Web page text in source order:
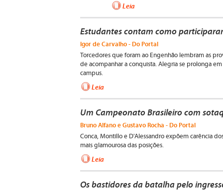
Leia
Estudantes contam como
Igor de Carvalho - Do Portal
Torcedores que foram ao Engenhão lembram as
de acompanhar a conquista. Alegria se prolonga
campus.
Leia
Um Campeonato Brasileiro com
Bruno Alfano e Gustavo Rocha - Do Portal
Conca, Montillo e D'Alessandro expõem carência
mais glamourosa das posições.
Leia
Os bastidores da batalha pelo